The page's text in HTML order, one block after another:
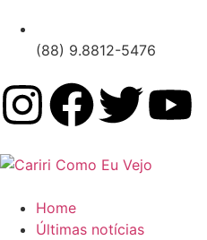
(88) 9.8812-5476
Home
Últimas notícias